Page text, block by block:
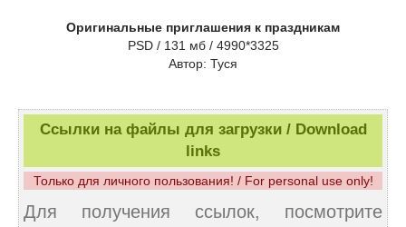
Оригинальные приглашения к праздникам
PSD / 131 мб / 4990*3325
Автор: Туся
Ссылки на файлы для загрузки / Download
links
Только для личного пользования! / For personal use only!
Для получения ссылок, посмотрите